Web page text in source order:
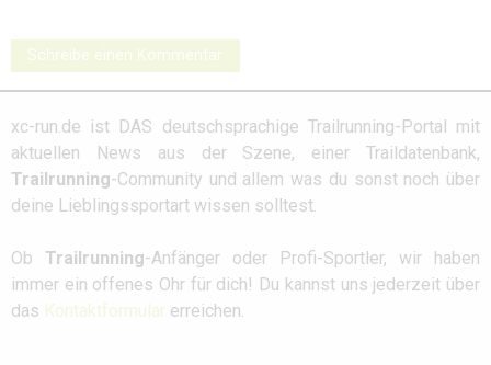
Schreibe einen Kommentar
xc-run.de ist DAS deutschsprachige Trailrunning-Portal mit
aktuellen News aus der Szene, einer Traildatenbank,
Trailrunning-Community und allem was du sonst noch über
deine Lieblingssportart wissen solltest.
Ob Trailrunning-Anfänger oder Profi-Sportler, wir haben
immer ein offenes Ohr für dich! Du kannst uns jederzeit über
das Kontaktformular erreichen.